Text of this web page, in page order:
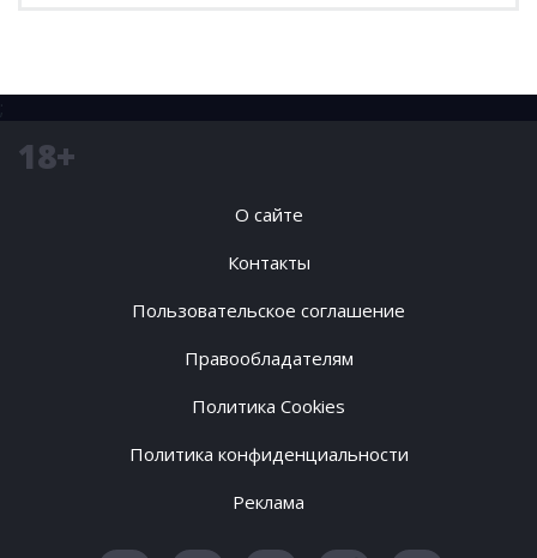
;
18+
О сайте
Контакты
Пользовательское соглашение
Правообладателям
Политика Cookies
Политика конфиденциальности
Реклама